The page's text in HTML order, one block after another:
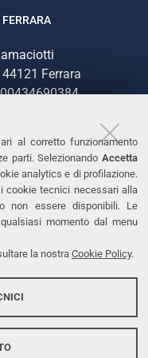
al corretto funzionamento
parti. Selezionando Accetta
analytics e di profilazione.
cookie tecnici necessari alla
non essere disponibili. Le
momento dal menu
la nostra Cookie Policy.
Ferrara
00434690384